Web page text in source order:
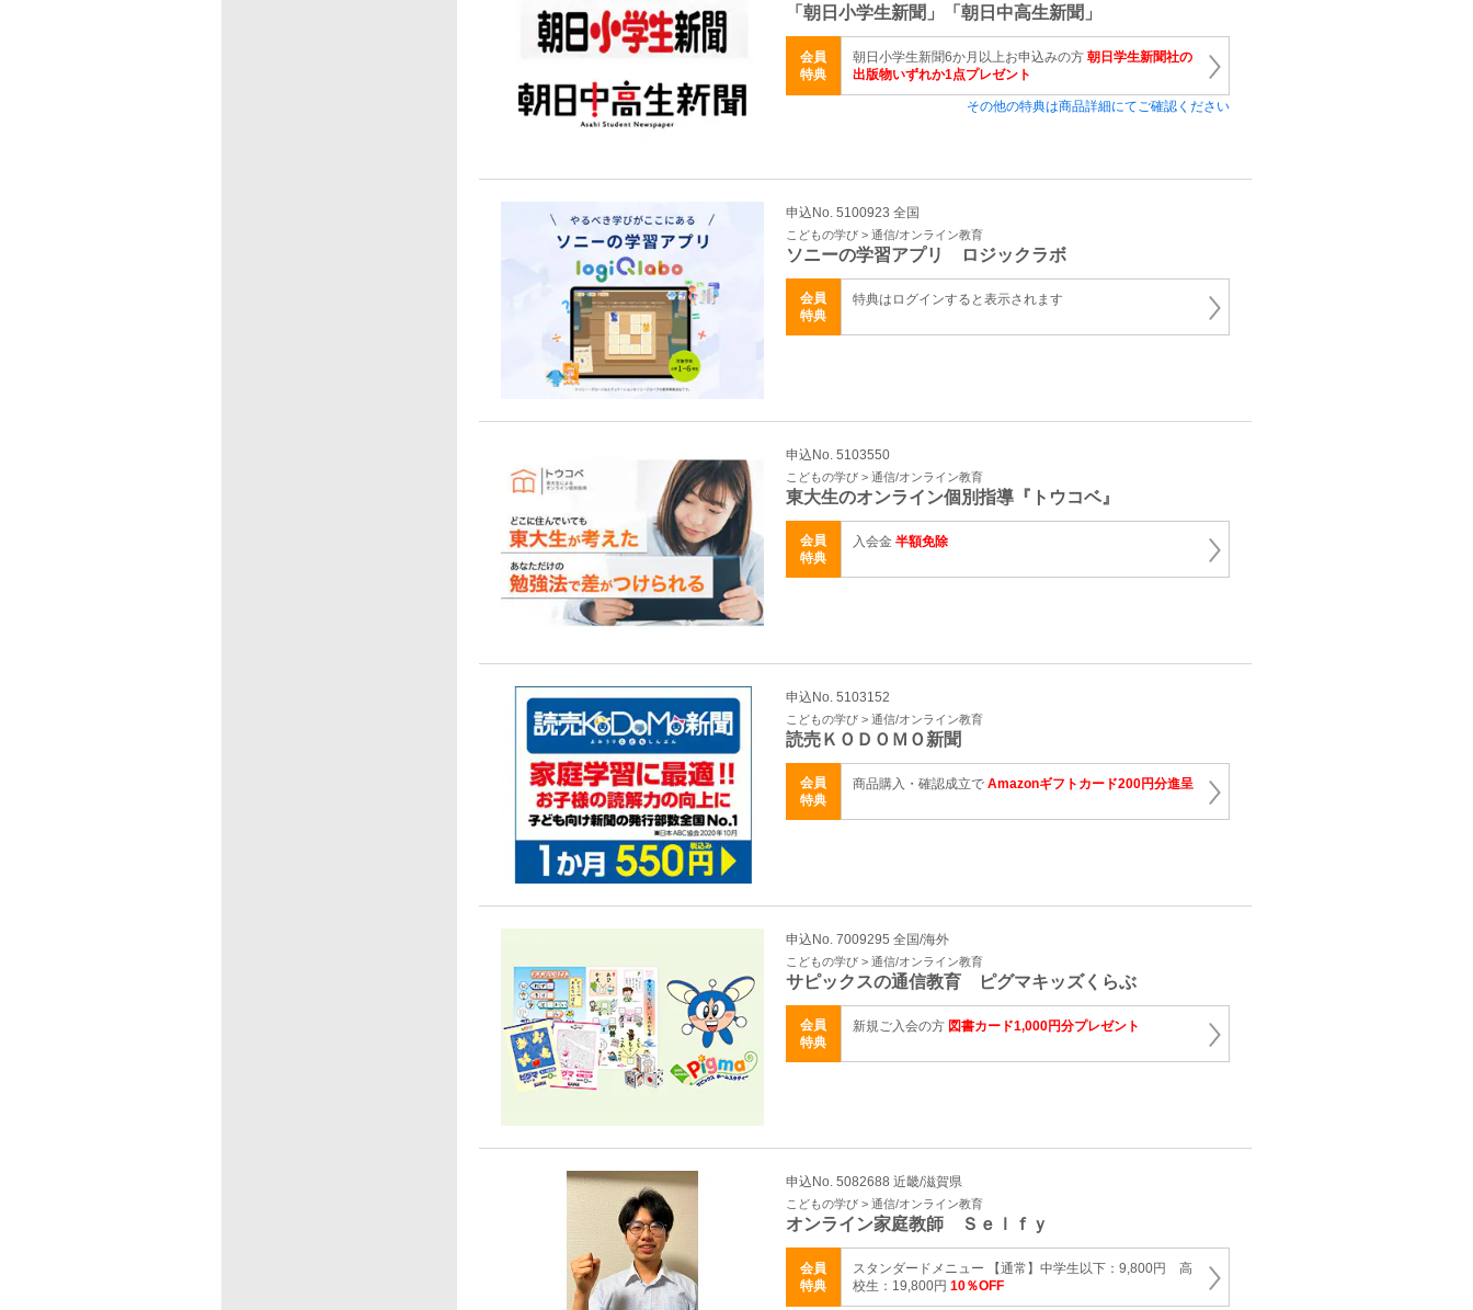
「朝日小学生新聞」「朝日中高生新聞」
会員
特典
朝日小学生新聞6か月以上お申込みの方 朝日学生新聞社の
出版物いずれか1点プレゼント
その他の特典は商品詳細にてご確認ください
申込No. 5100923 全国
こどもの学び > 通信/オンライン教育
ソニーの学習アプリ ロジックラボ
会員
特典
特典はログインすると表示されます
申込No. 5103550
こどもの学び > 通信/オンライン教育
東大生のオンライン個別指導『トウコベ』
会員
特典
入会金 半額免除
申込No. 5103152
こどもの学び > 通信/オンライン教育
読売ＫＯＤＯＭＯ新聞
会員
特典
商品購入・確認成立で Amazonギフトカード200円分進呈
申込No. 7009295 全国/海外
こどもの学び > 通信/オンライン教育
サピックスの通信教育 ピグマキッズくらぶ
会員
特典
新規ご入会の方 図書カード1,000円分プレゼント
申込No. 5082688 近畿/滋賀県
こどもの学び > 通信/オンライン教育
オンライン家庭教師 Ｓｅｌｆｙ
会員
特典
スタンダードメニュー 【通常】中学生以下：9,800円 高
校生：19,800円 10％OFF